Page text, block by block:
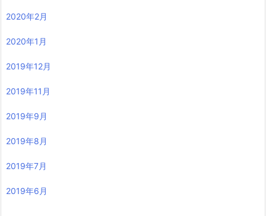
2020年2月
2020年1月
2019年12月
2019年11月
2019年9月
2019年8月
2019年7月
2019年6月